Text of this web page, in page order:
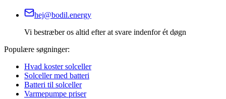
hej@bodil.energy
Vi bestræber os altid efter at svare indenfor ét døgn
Populære søgninger:
Hvad koster solceller
Solceller med batteri
Batteri til solceller
Varmepumpe priser